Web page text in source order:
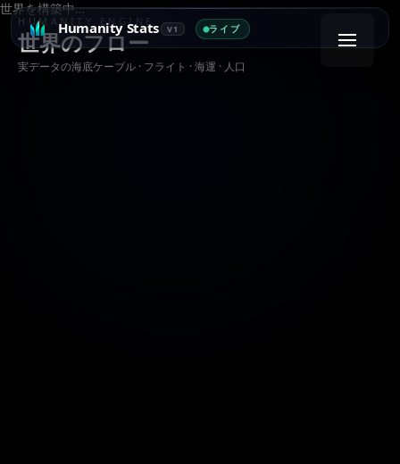
Humanity Stats V1 ライブ
世界を構築中…
HUMANITY ENGINE
世界のフロー
実データの海底ケーブル · フライト · 海運 · 人口